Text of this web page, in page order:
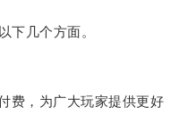
几个方面。
，为广大玩家提供更好